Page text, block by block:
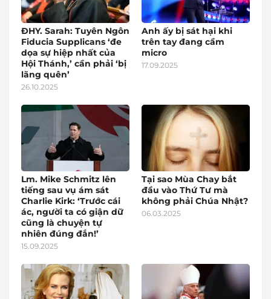
ĐHY. Sarah: Tuyên Ngôn
Fiducia Supplicans ‘đe
dọa sự hiệp nhất của
Hội Thánh,’ cần phải ‘bị
lãng quên’
26.10.2025
Anh ấy bị sát hại khi
trên tay đang cầm
micro
17.09.2025
Lm. Mike Schmitz lên
tiếng sau vụ ám sát
Charlie Kirk: ‘Trước cái
ác, người ta có giận dữ
cũng là chuyện tự
nhiên đúng đắn!’
15.09.2025
Tại sao Mùa Chay bắt
đầu vào Thứ Tư mà
không phải Chúa Nhật?
06.03.2025